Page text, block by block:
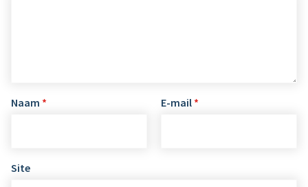
Naam * E-mail *
Site